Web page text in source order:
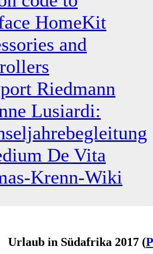
HomeKit
and
Riedmann
Lusiardi:
De Vita
Krenn-Wiki
Urlaub in Südafrika 2017 (